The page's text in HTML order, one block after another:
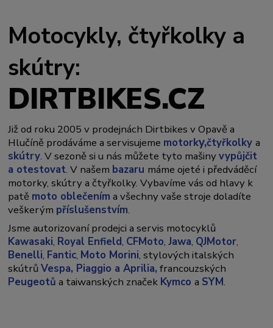
Motocykly, čtyřkolky a
skútry:
DIRTBIKES.CZ
Již od roku 2005 v prodejnách Dirtbikes v Opavě a
Hlučíně prodáváme a servisujeme motorky,čtyřkolkya
skútry. V sezoně si u nás můžete tyto mašinyvypůjčit
a otestovat. V našem bazaru máme ojeté i předváděcí
motorky, skútry a čtyřkolky. Vybavíme vás od hlavy k
patě moto oblečením a všechny vaše stroje doladíte
veškerým příslušenstvím.
Jsme autorizovaní prodejci a servis motocyklů
Kawasaki, Royal Enfield, CFMoto,Jawa, QJMotor,
Benelli, Fantic, Moto Morini, stylových italských
skútrůVespa, Piaggio a Aprilia, francouzských
Peugeotů a taiwanských značek Kymcoa SYM.